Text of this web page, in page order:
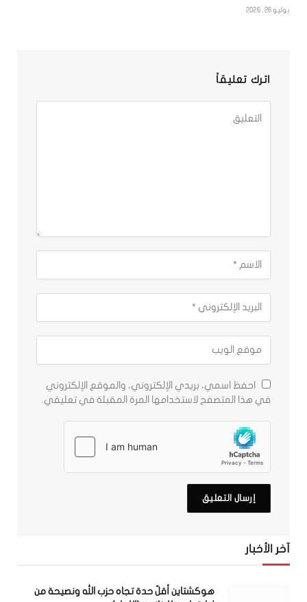
يوليو 26, 2026
اترك تعليقاً
احفظ اسمي، بريدي الإلكتروني، والموقع الإلكتروني
في هذا المتصفح لاستخدامها المرة المقبلة في تعليقي.
آخر الأخبار
هوكشتاين أقلّ حدة تجاه حزب الله ونصيحة من